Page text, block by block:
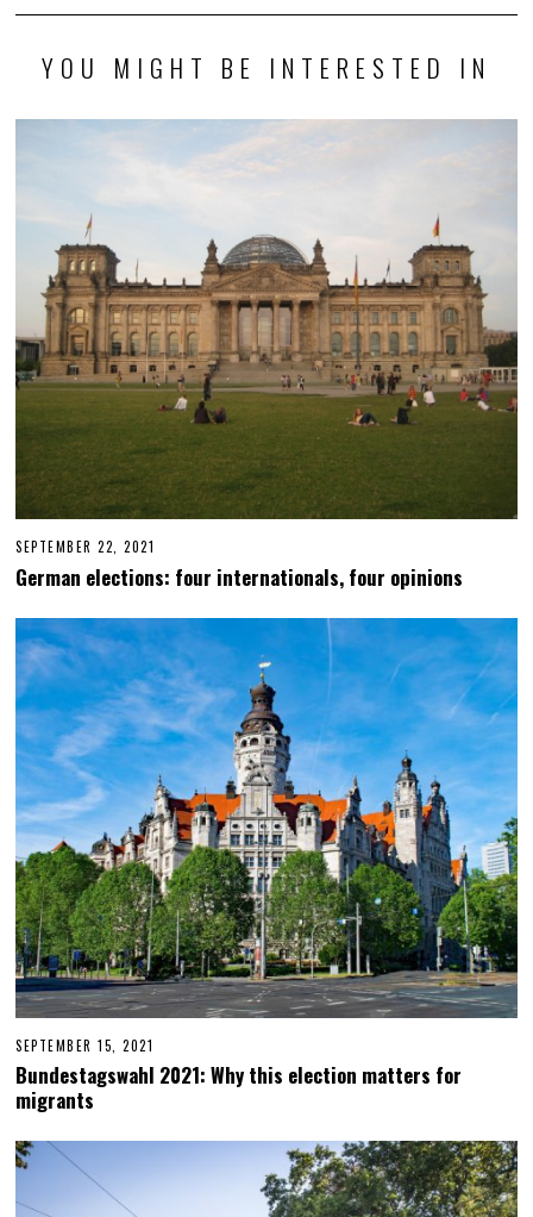
YOU MIGHT BE INTERESTED IN
SEPTEMBER 22, 2021
B
U
R
Y
,
2
0
2
3
German elections: four internationals, four opinions
SEPTEMBER 15, 2021
B
Bundestagswahl 2021: Why this election matters for
migrants